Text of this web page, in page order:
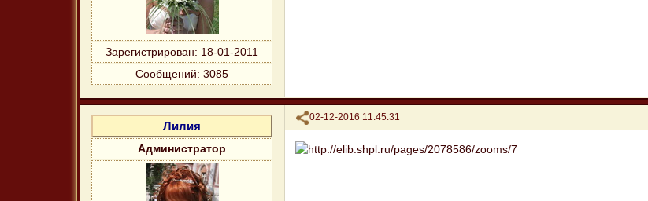
Зарегистрирован: 18-01-2011
Сообщений: 3085
Поделиться
02-12-2016 11:45:31
Лилия
Администратор